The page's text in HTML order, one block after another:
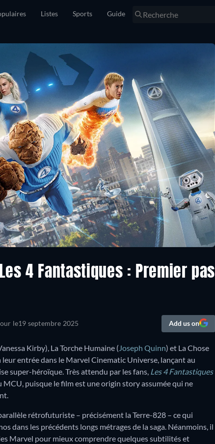
Listes Sports Guide
4 Fantastiques : Premier pas
le19 septembre 2025 Add us on
Kirby), La Torche Humaine (Joseph Quinn) et La Chose
entrée dans le Marvel Cinematic Universe, lançant au
super-héroïque. Très attendu par les fans, Les 4 Fantastiques
puisque le film est une origin story assumée qui ne
rétrofuturiste – précisément la Terre-828 – ce qui
dans les précédents longs métrages de la saga. Néanmoins, il
Marvel pour mieux comprendre quelques subtilités et